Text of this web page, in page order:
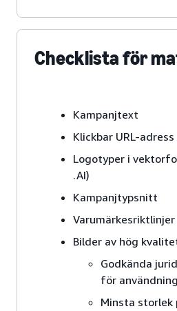
Checklista för
Kampanjtext
Klickbar URL-
Logotyper i
.AI)
Kampanjtypsnitt
Varumärkesriktlinjer
Bilder av hög
Godkända
för
Minsta storlek